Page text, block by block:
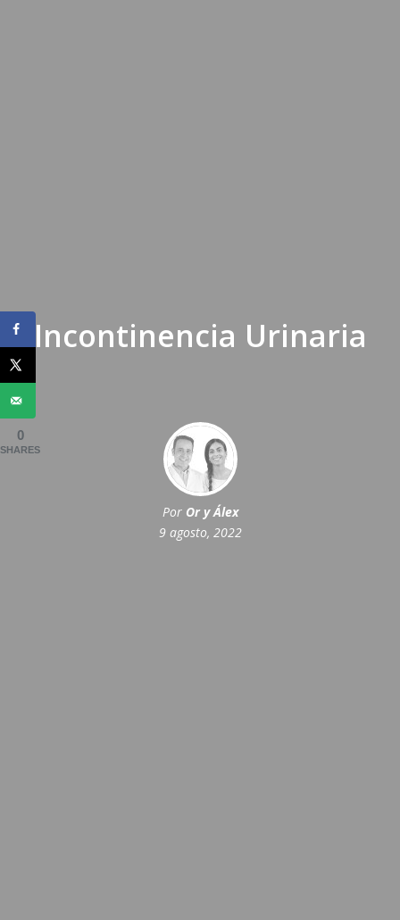
Incontinencia Urinaria
Por Or y Álex
9 agosto, 2022
0
SHARES